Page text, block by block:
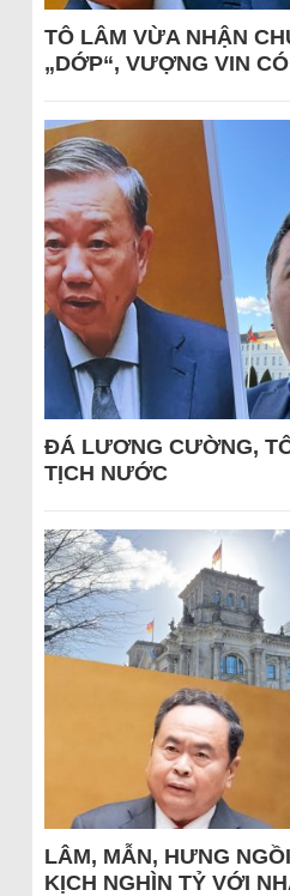
TÔ LÂM VỪA NHẬN
„DỚP“, VƯỢNG VIN
ĐÁ LƯƠNG CƯỜNG,
TỊCH NƯỚC
LÂM, MẪN, HƯNG
KỊCH NGHÌN TỶ VỚI